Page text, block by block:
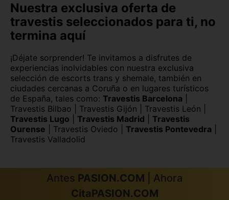
Nuestra exclusiva oferta de
travestis seleccionados para ti, no
termina aquí
¡Déjate sorprender! Te invitamos a disfrutes de
experiencias inolvidables con nuestra exclusiva
selección de escorts trans y shemale, también en
ciudades cercanas a Coruña o en lugares turísticos
de España, tales como: Travestis Barcelona
Travestis Bilbao
Travestis Gijón Travestis León
Travestis Lugo
Travestis Madrid
Travestis
Ourense
Travestis Oviedo Travestis Pontevedra
Travestis Valladolid
Antes PASION.COM | Ahora
CitaPASION.COM